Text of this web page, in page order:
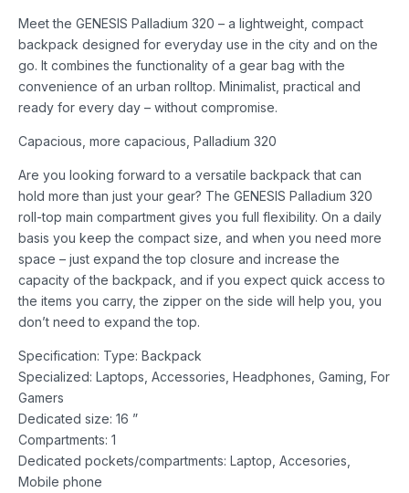
Meet the GENESIS Palladium 320 – a lightweight, compact
backpack designed for everyday use in the city and on the
go. It combines the functionality of a gear bag with the
convenience of an urban rolltop. Minimalist, practical and
ready for every day – without compromise.
Capacious, more capacious, Palladium 320
Are you looking forward to a versatile backpack that can
hold more than just your gear? The GENESIS Palladium 320
roll-top main compartment gives you full flexibility. On a daily
basis you keep the compact size, and when you need more
space – just expand the top closure and increase the
capacity of the backpack, and if you expect quick access to
the items you carry, the zipper on the side will help you, you
don’t need to expand the top.
Specification: Type: Backpack
Specialized: Laptops, Accessories, Headphones, Gaming, For
Gamers
Dedicated size: 16 ”
Compartments: 1
Dedicated pockets/compartments: Laptop, Accesories,
Mobile phone